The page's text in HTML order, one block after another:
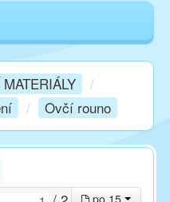
/
/ Ovčí rouno
po 15